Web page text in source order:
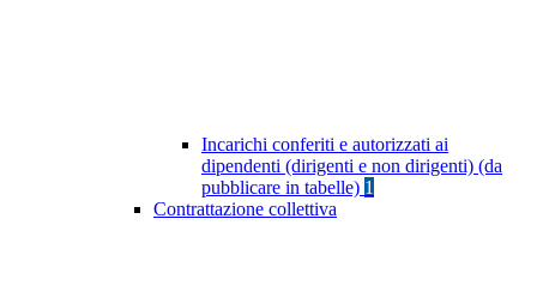
Incarichi conferiti e autorizzati ai
dipendenti (dirigenti e non dirigenti) (da
pubblicare in tabelle) 1
Contrattazione collettiva